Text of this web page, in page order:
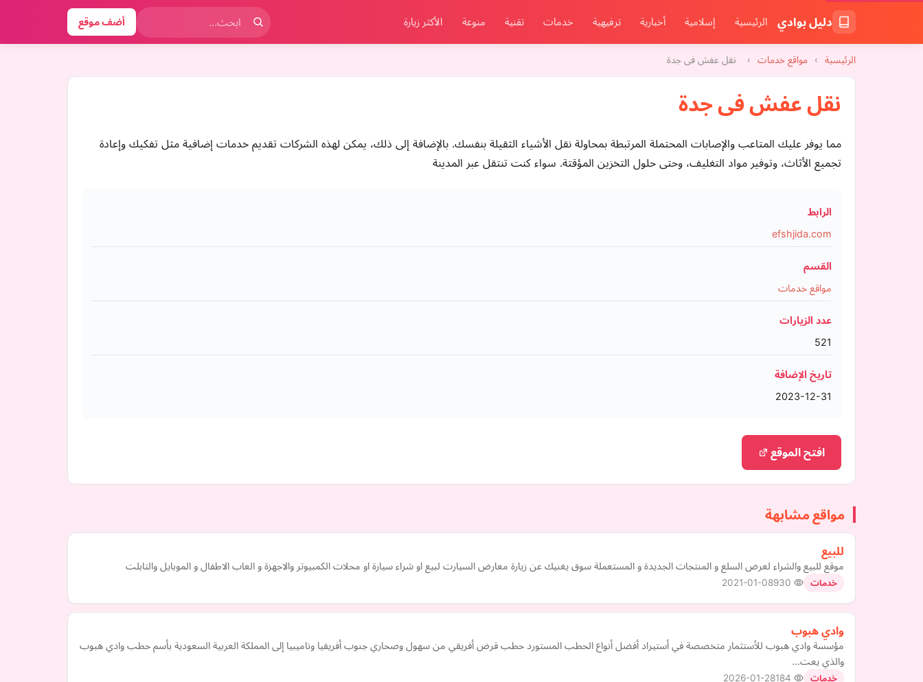
دليل بوادي الرئيسية إسلامية أخبارية ترفيهية خدمات تقنية منوعة الأكثر زيارة أضف موقع
الرئيسية › مواقع خدمات › نقل عفش فى جدة
نقل عفش فى جدة
مما يوفر عليك المتاعب والإصابات المحتملة المرتبطة بمحاولة نقل الأشياء الثقيلة بنفسك. بالإضافة إلى ذلك، يمكن لهذه الشركات تقديم خدمات إضافية مثل تفكيك وإعادة
تجميع الأثاث، وتوفير مواد التغليف، وحتى حلول التخزين المؤقتة. سواء كنت تنتقل عبر المدينة
الرابط
efshjida.com
القسم
مواقع خدمات
عدد الزيارات
521
تاريخ الإضافة
2023-12-31
افتح الموقع
مواقع مشابهة
للبيع
موقع للبيع والشراء لعرض السلع و المنتجات الجديدة و المستعملة سوق يغنيك عن زيارة معارض السيارت لبيع او شراء سيارة او محلات الكمبيوتر والاجهزة و العاب الاطفال و الموبايل والتابلت
خدمات 2021-01-08
وادي هبوب
مؤسسة وادي هبوب للأستثمار متخصصة في أستيراد أفضل أنواع الحطب المستورد حطب قرض أفريقي من سهول وصحاري جنوب أفريقيا وناميبيا إلى المملكة العربية السعودية بأسم حطب وادي هبوب
والذي يعت…
خدمات 2026-01-28